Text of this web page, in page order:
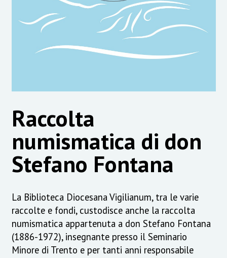
Raccolta
numismatica di don
Stefano Fontana
La Biblioteca Diocesana Vigilianum, tra le varie
raccolte e fondi, custodisce anche la raccolta
numismatica appartenuta a don Stefano Fontana
(1886-1972), insegnante presso il Seminario
Minore di Trento e per tanti anni responsabile